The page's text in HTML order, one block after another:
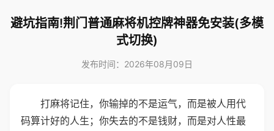
避坑指南!荆门普通麻将机控牌神器免安装(多模
式切换)
发布时间：2026年08月09日
打麻将记住，你输掉的不是运气，而是被人用代
码算计好的人生；你失去的不是钱财，而是对人性最